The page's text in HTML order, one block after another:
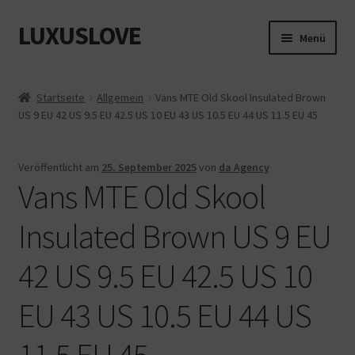
Zur
Navigation
Zum
Inhalt
LUXUSLOVE Menü
Cookie-Richtlinie (EU)
Datenschutz
Impressum
Kasse
Mein Konto
Shop
Startseite Allgemein
Vans MTE Old Skool Insulated Brown
US 9 EU 42 US 9.5 EU 42.5 US 10 EU 43 US 10.5 EU 44 US 11.5 EU 45
Veröffentlicht am 25. September 2025von da Agency
Vans MTE Old Skool
Insulated Brown US 9 EU
42 US 9.5 EU 42.5 US 10
EU 43 US 10.5 EU 44 US